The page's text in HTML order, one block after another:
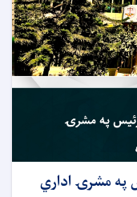
په مشرۍ اداري